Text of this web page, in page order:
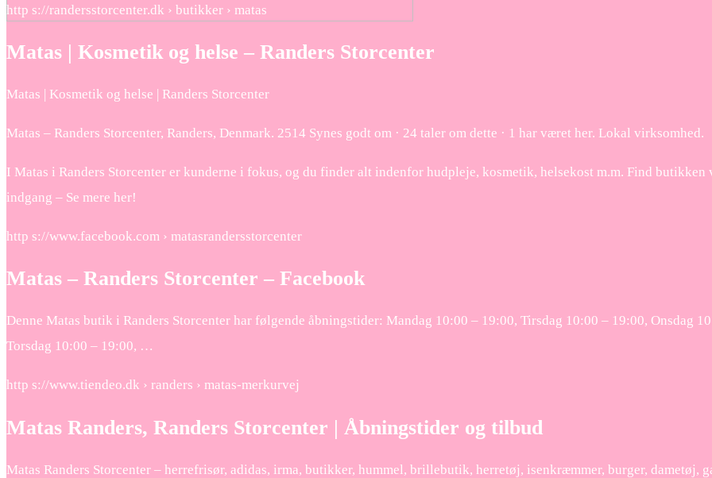
http s://randersstorcenter.dk › butikker › matas
Matas | Kosmetik og helse – Randers Storcenter
Matas | Kosmetik og helse | Randers Storcenter
Matas – Randers Storcenter, Randers, Denmark. 2514 Synes godt om · 24 taler om dette · 1 har været her. Lokal virksomhed.
I Matas i Randers Storcenter er kunderne i fokus, og du finder alt indenfor hudpleje, kosmetik, helsekost m.m. Find butikken
indgang – Se mere her!
http s://www.facebook.com › matasrandersstorcenter
Matas – Randers Storcenter – Facebook
Denne Matas butik i Randers Storcenter har følgende åbningstider: Mandag 10:00 – 19:00, Tirsdag 10:00 – 19:00, Onsdag
Torsdag 10:00 – 19:00, …
http s://www.tiendeo.dk › randers › matas-merkurvej
Matas Randers, Randers Storcenter | Åbningstider og tilbud
Matas Randers Storcenter – herrefrisør, adidas, irma, butikker, hummel, brillebutik, herretøj, isenkræmmer, burger, dametøj,